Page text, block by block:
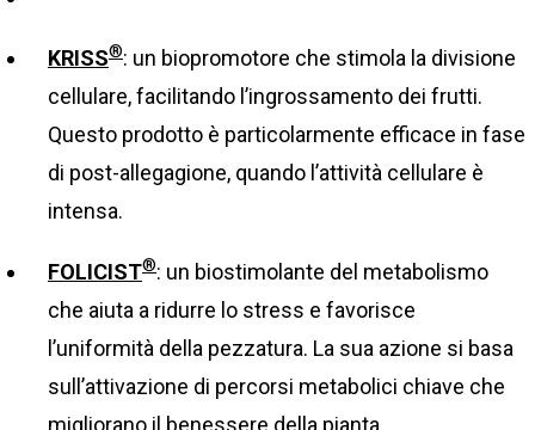
KRISS®: un biopromotore che stimola la divisione
cellulare, facilitando l’ingrossamento dei frutti.
Questo prodotto è particolarmente efficace in fase
di post-allegagione, quando l’attività cellulare è
intensa.
FOLICIST®: un biostimolante del metabolismo
che aiuta a ridurre lo stress e favorisce
l’uniformità della pezzatura. La sua azione si basa
sull’attivazione di percorsi metabolici chiave che
migliorano il benessere della pianta.